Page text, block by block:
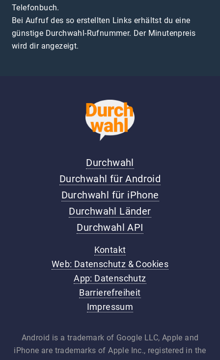
Telefonbuch.
Bei Aufruf des so erstellten Links erhältst du eine
günstige Durchwahl-Rufnummer. Der Minutenpreis
wird dir angezeigt.
Durchwahl
Durchwahl für Android
Durchwahl für iPhone
Durchwahl Länder
Durchwahl API
Kontakt
Web: Datenschutz & Cookies
App: Datenschutz
Barrierefreiheit
Impressum
Android is a trademark of Google LLC, Apple and
iPhone are trademarks of Apple Inc., registered in the